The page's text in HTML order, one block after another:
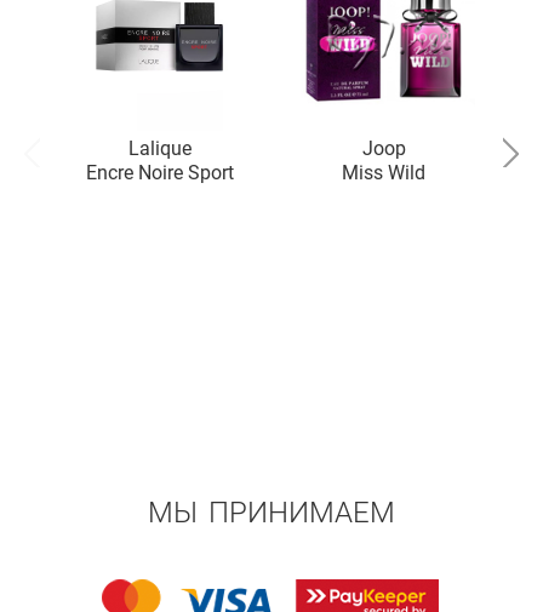
Lalique
Encre Noire Sport
Joop
Miss Wild
МЫ ПРИНИМАЕМ